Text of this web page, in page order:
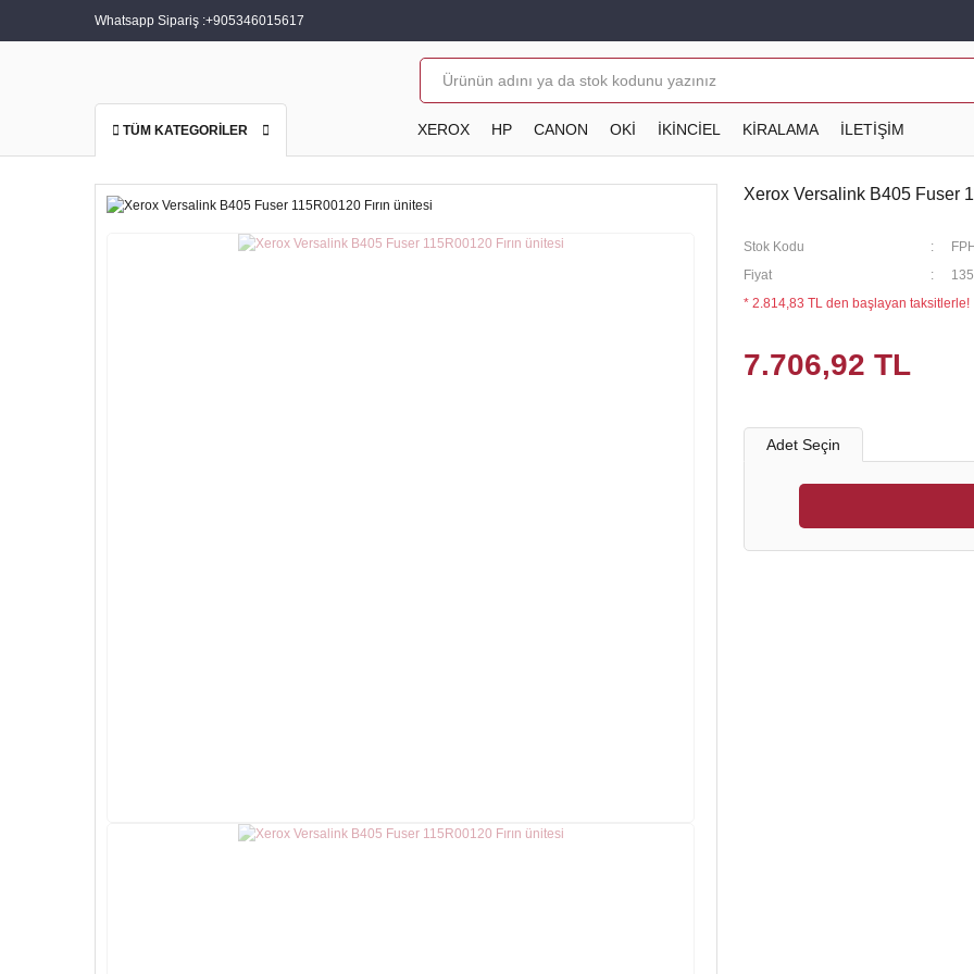
Whatsapp Sipariş :+905346015617
TÜM KATEGORİLER XEROX HP CANON OKİ İKİNCİEL KİRALAMA İLETİŞİM
Xerox Versalink B405 Fuser
Stok Kodu
Fiyat
* 2.814,83 TL den başlayan taksitlerle!
7.706,92 TL
Adet Seçin